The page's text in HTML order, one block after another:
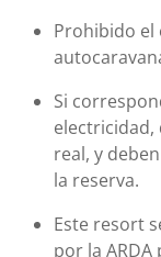
Prohibido el
Si
electricidad,
real, y
la reserva.
Este resort
por la